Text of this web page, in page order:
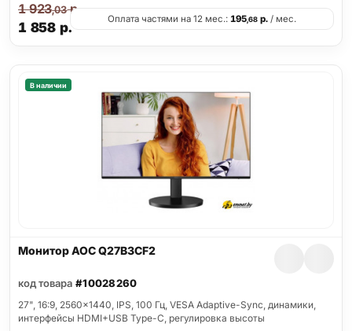
1 858 р.
1 923,03р.
Оплата частями на 12 мес.: 195,68 р. / мес.
В наличии
Монитор AOC Q27B3CF2
код товара #10028260
27", 16:9, 2560x1440, IPS, 100 Гц, VESA Adaptive-Sync, динамики,
интерфейсы HDMI+USB Type-C, регулировка высоты